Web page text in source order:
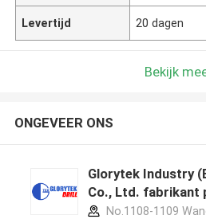
Levertijd 20 dagen
Bekijk
ONGEVEER ONS
Glorytek Industry
Co., Ltd. fabrikant
No.1108-1109